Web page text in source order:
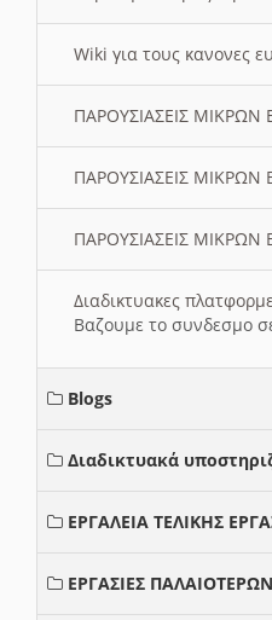
Wiki για τους κανονες
ΠΑΡΟΥΣΙΑΣΕΙΣ
ΠΑΡΟΥΣΙΑΣΕΙΣ ΜΙΚΡΩΝ
ΠΑΡΟΥΣΙΑΣΕΙΣ ΜΙΚΡΩΝ
Διαδικτυακες
Βαζουμε το συνδεσμο
Blogs
Διαδικτυακά
ΕΡΓΑΛΕΙΑ ΤΕΛΙΚΗΣ
ΕΡΓΑΣΙΕΣ